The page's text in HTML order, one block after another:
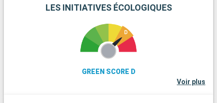
LES INITIATIVES ÉCOLOGIQUES
GREEN SCORE D
Voir plus